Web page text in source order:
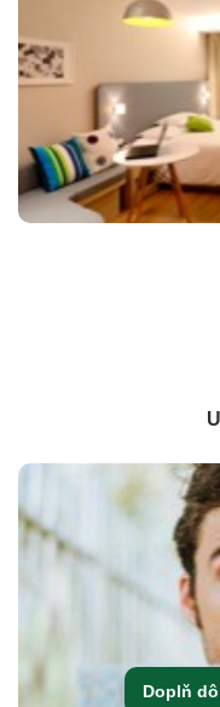
Doplň